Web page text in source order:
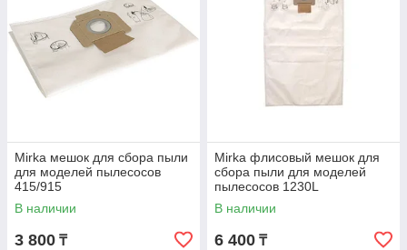
Mirka мешок для сбора пыли
для моделей пылесосов
415/915
В наличии
3 800 ₸
Mirka флисовый мешок для
сбора пыли для моделей
пылесосов 1230L
В наличии
6 400 ₸